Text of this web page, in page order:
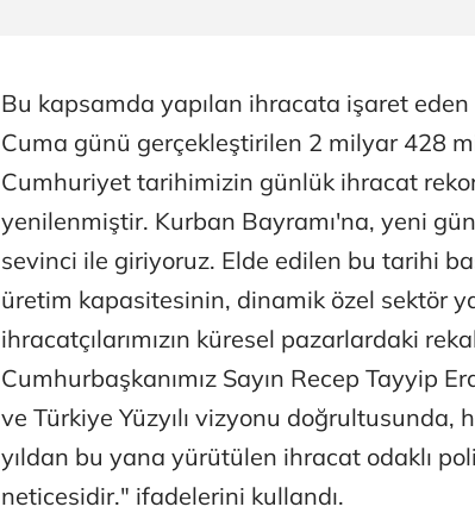
Bu kapsamda yapılan ihracata işaret
Cuma günü gerçekleştirilen 2 milyar 428
Cumhuriyet tarihimizin günlük ihracat
yenilenmiştir. Kurban Bayramı'na, yeni
sevinci ile giriyoruz. Elde edilen bu tarihi
üretim kapasitesinin, dinamik özel sektör
ihracatçılarımızın küresel pazarlardaki
Cumhurbaşkanımız Sayın Recep Tayyip
ve Türkiye Yüzyılı vizyonu doğrultusunda,
yıldan bu yana yürütülen ihracat odaklı
neticesidir." ifadelerini kullandı.
Atilay Kandemir
Mağaza açılışı